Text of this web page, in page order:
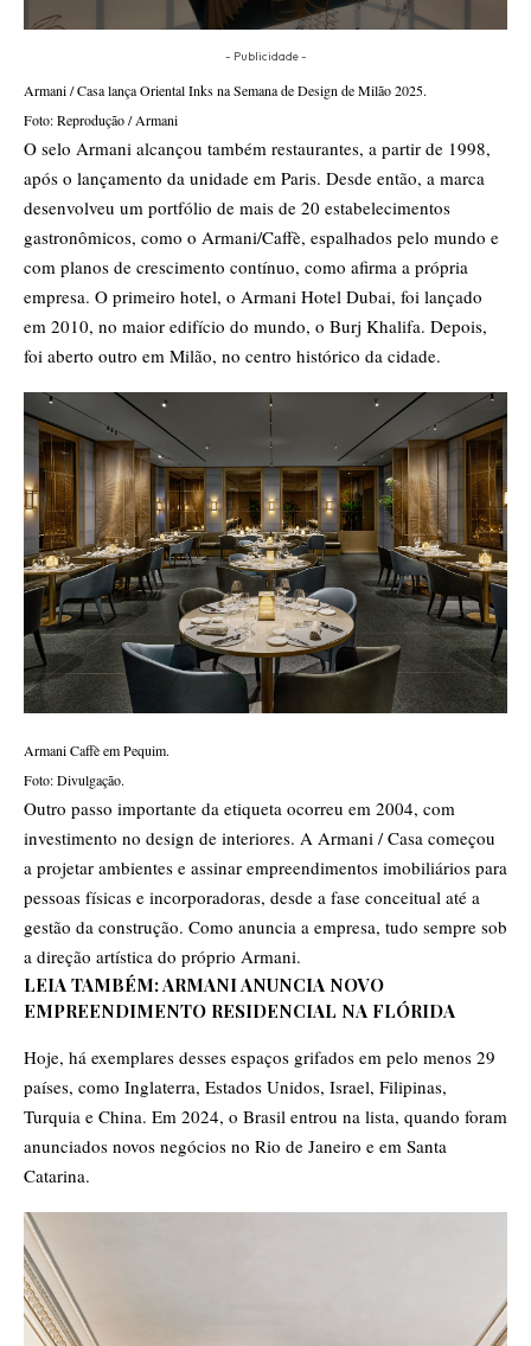
- Publicidade -
Armani / Casa lança Oriental Inks na Semana de Design de Milão 2025.
Foto: Reprodução / Armani
O selo Armani alcançou também restaurantes, a partir de 1998,
após o lançamento da unidade em Paris. Desde então, a marca
desenvolveu um portfólio de mais de 20 estabelecimentos
gastronômicos, como o Armani/Caffè, espalhados pelo mundo e
com planos de crescimento contínuo, como afirma a própria
empresa. O primeiro hotel, o Armani Hotel Dubai, foi lançado
em 2010, no maior edifício do mundo, o Burj Khalifa. Depois,
foi aberto outro em Milão, no centro histórico da cidade.
Armani Caffè em Pequim.
Foto: Divulgação.
Outro passo importante da etiqueta ocorreu em 2004, com
investimento no design de interiores. A Armani / Casa começou
a projetar ambientes e assinar empreendimentos imobiliários para
pessoas físicas e incorporadoras, desde a fase conceitual até a
gestão da construção. Como anuncia a empresa, tudo sempre sob
a direção artística do próprio Armani.
LEIA TAMBÉM:ARMANI ANUNCIA NOVO
EMPREENDIMENTO RESIDENCIAL NA FLÓRIDA
Hoje, há exemplares desses espaços grifados em pelo menos 29
países, como Inglaterra, Estados Unidos, Israel, Filipinas,
Turquia e China. Em 2024, o Brasil entrou na lista, quando foram
anunciados novos negócios no Rio de Janeiro e em Santa
Catarina.